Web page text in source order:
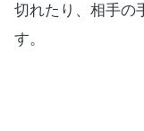
切れたり、相手の
す。